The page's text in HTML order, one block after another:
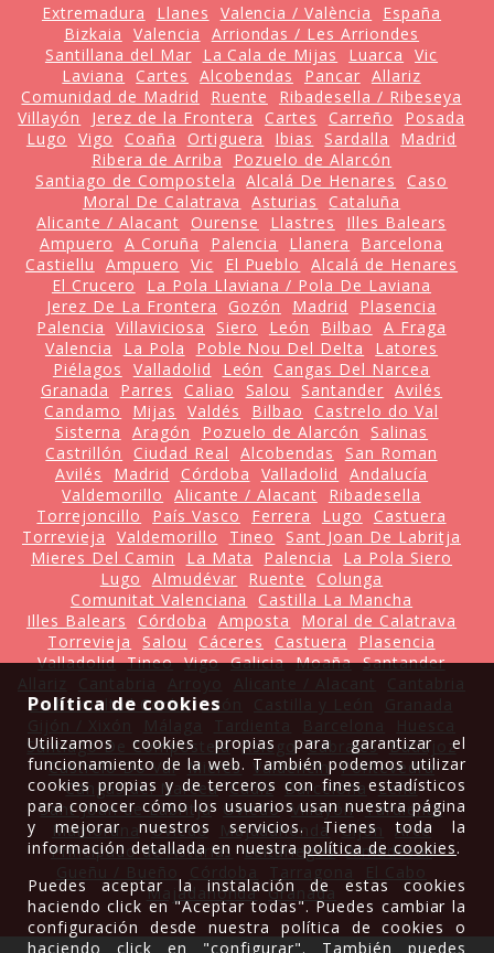
Extremadura Llanes Valencia / València
España
Bizkaia
Valencia
Arriondas / Les Arriondes
Santillana del Mar
La Cala de Mijas Luarca
Vic
Laviana
Cartes Alcobendas Pancar Allariz
Comunidad de Madrid
Ruente
Ribadesella / Ribeseya
Villayón
Jerez de la Frontera Cartes Carreño
Posada
Lugo
Vigo Coaña Ortiguera Ibias Sardalla
Madrid
Ribera de Arriba
Pozuelo de Alarcón
Santiago de Compostela
Alcalá De Henares
Caso
Moral De Calatrava
Asturias
Cataluña
Alicante / Alacant
Ourense Llastres
Illes Balears
Ampuero
A Coruña Palencia Llanera
Barcelona
Castiellu
Ampuero Vic El Pueblo
Alcalá de Henares
El Crucero
La Pola Llaviana / Pola De Laviana
Jerez De La Frontera
Gozón Madrid
Plasencia
Palencia
Villaviciosa Siero León Bilbao
A Fraga
Valencia
La Pola Poble Nou Del Delta
Latores
Piélagos
Valladolid León
Cangas Del Narcea
Granada
Parres Caliao Salou Santander Avilés
Candamo
Mijas Valdés Bilbao
Castrelo do Val
Sisterna
Aragón Pozuelo de Alarcón
Salinas
Castrillón
Ciudad Real Alcobendas
San Roman
Avilés
Madrid Córdoba Valladolid
Andalucía
Valdemorillo
Alicante / Alacant
Ribadesella
Torrejoncillo
País Vasco Ferrera Lugo
Castuera
Torrevieja
Valdemorillo Tineo
Sant Joan De Labritja
Mieres Del Camin
La Mata Palencia
La Pola Siero
Lugo
Almudévar Ruente
Colunga
Comunitat Valenciana
Castilla La Mancha
Illes Balears
Córdoba Amposta
Moral de Calatrava
Torrevieja
Salou Cáceres Castuera
Plasencia
Valladolid Tineo Vigo Galicia Moaña Santander
La Revuelta'l Coche León
Santiago De Compostela Asiego Cabrales Badajoz
Castrelo Do Val Mieres Valdencin Pontevedra
Cangas del Narcea Cádiz Barcelona
Lena
Sant Joan de Labritja
Oviedo Villayón Tardienta
Mamorana Oviedo Majadahonda Gijón
Arce
Principado de Asturias
Leitariegos Almudévar
Majadahonda Granada
Política de cookies
Utilizamos cookies propias para garantizar el
funcionamiento de la web. También podemos utilizar
cookies propias y de terceros con fines estadísticos
para conocer cómo los usuarios usan nuestra página
y mejorar nuestros servicios. Tienes toda la
información detallada en nuestrapolítica de cookies.
Puedes aceptar la instalación de estas cookies
haciendo click en "Aceptar todas". Puedes cambiar la
configuración desde nuestra política de cookies o
haciendo click en "configurar". También puedes